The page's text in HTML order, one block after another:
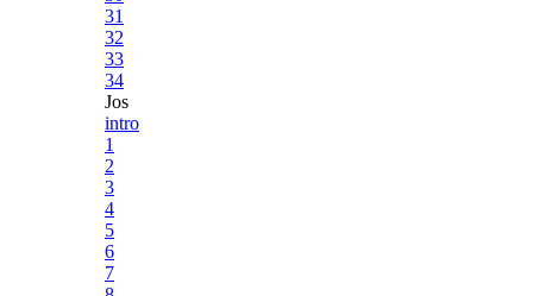
31
32
33
34
Jos
intro
1
2
3
4
5
6
7